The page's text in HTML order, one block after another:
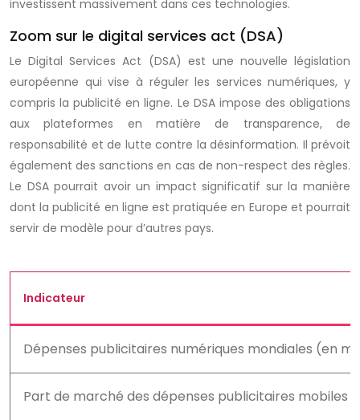
investissent massivement dans ces technologies.
Zoom sur le digital services act (DSA)
Le Digital Services Act (DSA) est une nouvelle législation
européenne qui vise à réguler les services numériques, y
compris la publicité en ligne. Le DSA impose des obligations
aux plateformes en matière de transparence, de
responsabilité et de lutte contre la désinformation. Il prévoit
également des sanctions en cas de non-respect des règles.
Le DSA pourrait avoir un impact significatif sur la manière
dont la publicité en ligne est pratiquée en Europe et pourrait
servir de modèle pour d’autres pays.
Indicateur
Dépenses publicitaires numériques mondiales (en
Part de marché des dépenses publicitaires mobiles